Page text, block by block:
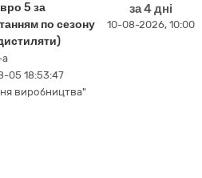
5 за
по сезону
05 18:53:47
виробництва"
за 4 дні
10-08-2026, 10:00